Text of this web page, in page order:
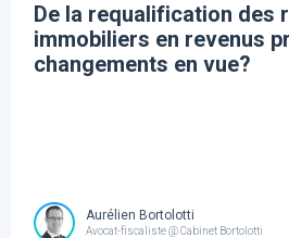
De la requalification des
immobiliers en revenus
changements en vue?
Aurélien Bortolotti
Avocat-fiscaliste @ Cabinet Bortolotti